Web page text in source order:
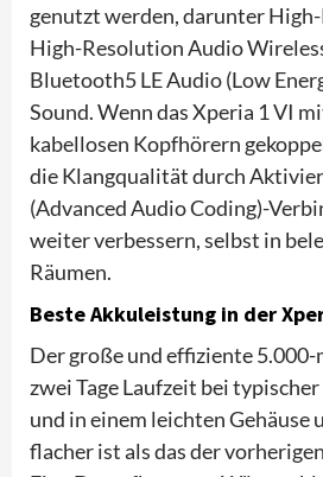
genutzt werden, darunter
High-Resolution Audio
Bluetooth5 LE Audio (Low
Sound. Wenn das Xperia 1 VI
kabellosen Kopfhörern
die Klangqualität durch
(Advanced Audio Coding)-
weiter verbessern, selbst in
Räumen.
Beste Akkuleistung in der
Der große und effiziente
zwei Tage Laufzeit bei
und in einem leichten Gehäuse
flacher ist als das der